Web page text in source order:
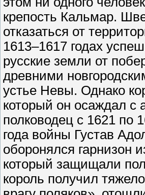
крепость Кальмар.
отказаться от
1613–1617 годах
русские земли от
древними
устье Невы. Однако
который он осаждал с
полководец с 1621 по
года войны Густав
оборонялся гарнизон
который защищали
король получил